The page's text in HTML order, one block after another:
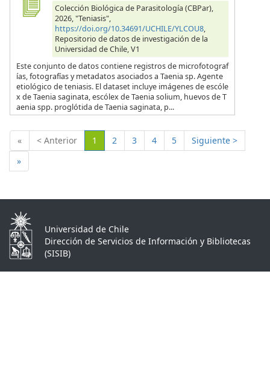
Colección Biológica de Parasitología (CBPar),
2026, "Teniasis",
https://doi.org/10.34691/UCHILE/YLCOU8,
Repositorio de datos de investigación de la
Universidad de Chile, V1
Este conjunto de datos contiene registros de microfotograf
ías, fotografías y metadatos asociados a Taenia sp. Agente
etiológico de teniasis. El dataset incluye imágenes de escóle
x de Taenia saginata, escólex de Taenia solium, huevos de T
aenia spp. proglótida de Taenia saginata, p...
« < Anterior 1 (Actual)
2 3 4 5
Siguiente >
»
Universidad de Chile
Dirección de Servicios de Información y Bibliotecas
(SISIB)